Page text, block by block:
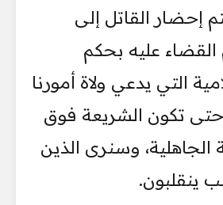
إحضار القاتل إلى
عليه بحكم
التي يدعي ولاة أمورنا
تكون الشريعة فوق
الجاهلية، وسنرى الذين
ينقلبون.